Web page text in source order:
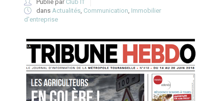
Publié par Club IT
dans Actualités, Communication, Immobilier
d'entreprise